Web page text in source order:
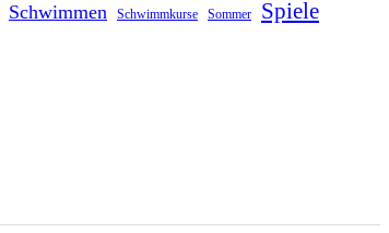
Schwimmen Schwimmkurse Sommer Spiele